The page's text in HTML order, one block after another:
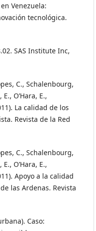
Venezuela:
tecnológica.
SAS Institute Inc,
C., Schalenbourg,
O’Hara, E.,
La calidad de los
Revista de la Red
C., Schalenbourg,
O’Hara, E.,
Apoyo a la calidad
las Ardenas. Revista
Caso: